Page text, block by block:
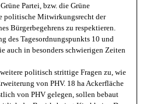
Partei, bzw. die Grüne
politische Mitwirkungsrecht der
Bürgerbegehrens zu respektieren.
des Tagesordnungspunkts 10 und
auch in besonders schwierigen Zeiten
politisch strittige Fragen zu, wie
von PHV. 18 ha Ackerfläche
von PHV gelegen, sollen bebaut